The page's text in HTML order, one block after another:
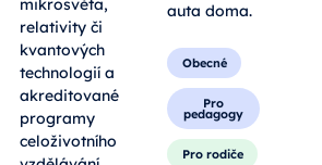
mikrosvěta,
relativity či
kvantových
technologií a
akreditované
programy
celoživotního
auta doma.
Obecné
Pro
pedagogy
Pro rodiče